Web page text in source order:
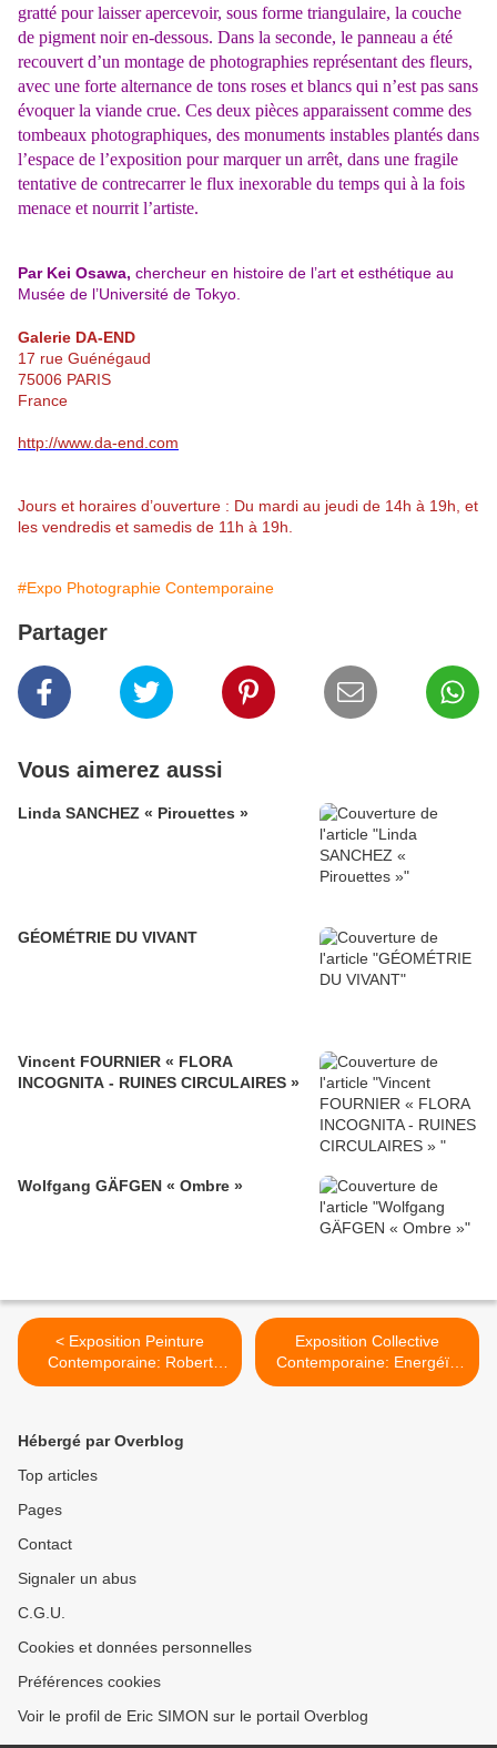
gratté pour laisser apercevoir, sous forme triangulaire, la couche
de pigment noir en-dessous. Dans la seconde, le panneau a été
recouvert d’un montage de photographies représentant des fleurs,
avec une forte alternance de tons roses et blancs qui n’est pas sans
évoquer la viande crue. Ces deux pièces apparaissent comme des
tombeaux photographiques, des monuments instables plantés dans
l’espace de l’exposition pour marquer un arrêt, dans une fragile
tentative de contrecarrer le flux inexorable du temps qui à la fois
menace et nourrit l’artiste.
Par Kei Osawa, chercheur en histoire de l’art et esthétique au
Musée de l’Université de Tokyo.
Galerie DA-END
17 rue Guénégaud
75006 PARIS
France
http://www.da-end.com
Jours et horaires d’ouverture : Du mardi au jeudi de 14h à 19h, et
les vendredis et samedis de 11h à 19h.
#Expo Photographie Contemporaine
Partager
Vous aimerez aussi
Linda SANCHEZ « Pirouettes »
GÉOMÉTRIE DU VIVANT
Vincent FOURNIER « FLORA
INCOGNITA - RUINES CIRCULAIRES »
Wolfgang GÄFGEN « Ombre »
< Exposition Peinture
Contemporaine: Robert
COTTINGHAM «Fictions in
Exposition Collective
Contemporaine: Energéïa
«L’énergétique des œuvres
Hébergé par Overblog
Top articles
Pages
Contact
Signaler un abus
C.G.U.
Cookies et données personnelles
Préférences cookies
Voir le profil de Eric SIMON sur le portail Overblog